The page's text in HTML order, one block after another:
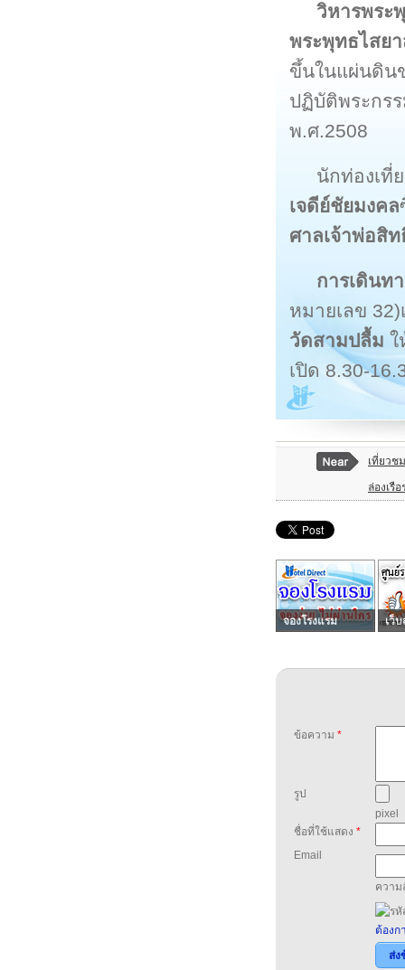
วิหารพระ
พระพุทธไสย
ขึ้นในแผ่นดิน
ปฏิบัติพระกร
พ.ศ.2508
นักท่องเที่
เจดีย์ชัยมงคล
ศาลเจ้าพ่อสิ
การเดินท
หมายเลข 32)
วัดสามปลื้ม ใ
เปิด 8.30-
เที่ยวช
ล่องเรื
จองโรงแรม เว็บ
ข้อความ *
รูป
pixel
ชื่อที่ใช้แสดง *
Email
ความ
ต้องก
ส่ง